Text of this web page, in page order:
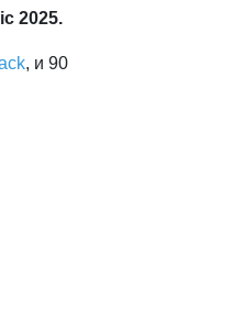
2025.
, и 90